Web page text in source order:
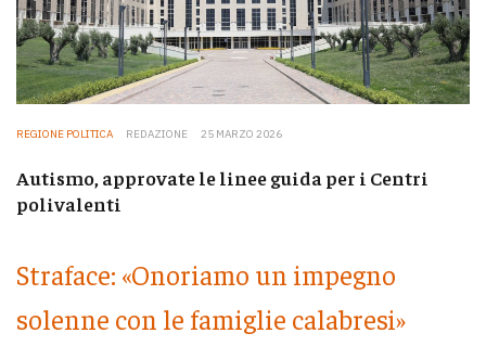
REGIONE POLITICA REDAZIONE 25 MARZO 2026
Autismo, approvate le linee guida per i Centri
polivalenti
Straface: «Onoriamo un impegno
solenne con le famiglie calabresi»